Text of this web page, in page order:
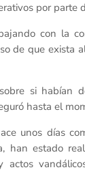
por parte
con la
de que exista
si habían
hasta el
unos días
han estado
actos